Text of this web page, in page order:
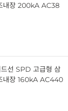
내장 200kA AC38
선 SPD 고급형 삼
내장 160kA AC440